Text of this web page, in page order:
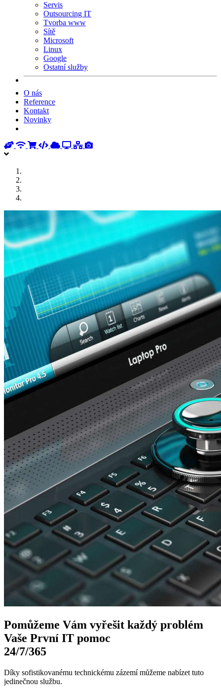
Servis
Outsourcing IT
Tvorba www
Sítě
Microsoft
Linux
Google
Ostatní služby
O nás
Reference
Kontakt
Novinky
Pomůžeme Vámvyřešit každý problém
Vaše PrvníIT pomoc
24/7/365
Díky sofistikovanému technickému zázemí můžeme nabízet tuto
jedinečnou službu.